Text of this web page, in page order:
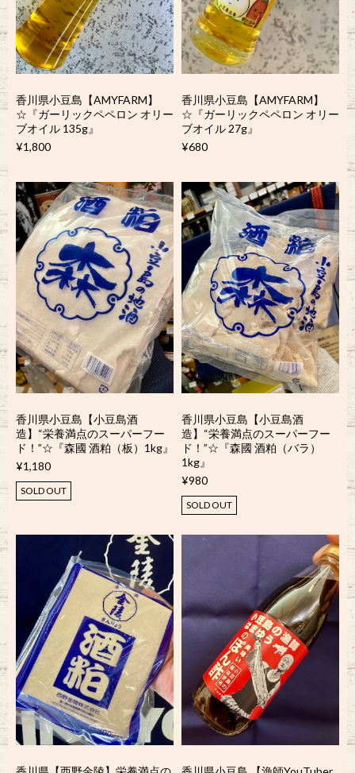
香川県小豆島【AMYFARM】
☆『ガーリックペペロン オリー
ブオイル 135g』
¥1,800
香川県小豆島【AMYFARM】
☆『ガーリックペペロン オリー
ブオイル 27g』
¥680
香川県小豆島【小豆島酒
造】“栄養満点のスーパーフー
ド！”☆『森國 酒粕（板）1kg』
¥1,180
SOLD OUT
香川県小豆島【小豆島酒
造】“栄養満点のスーパーフー
ド！”☆『森國 酒粕（バラ）
1kg』
¥980
SOLD OUT